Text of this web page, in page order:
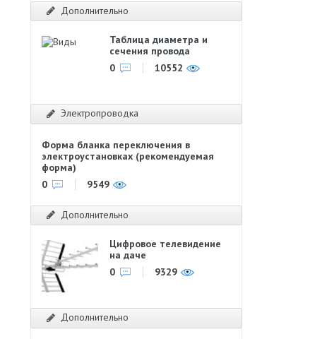
Дополнительно
Таблица диаметра и
сечения провода
0
10552
Электропроводка
Форма бланка переключения в
электроустановках (рекомендуемая
форма)
0
9549
Дополнительно
Цифровое телевидение
на даче
0
9329
Дополнительно